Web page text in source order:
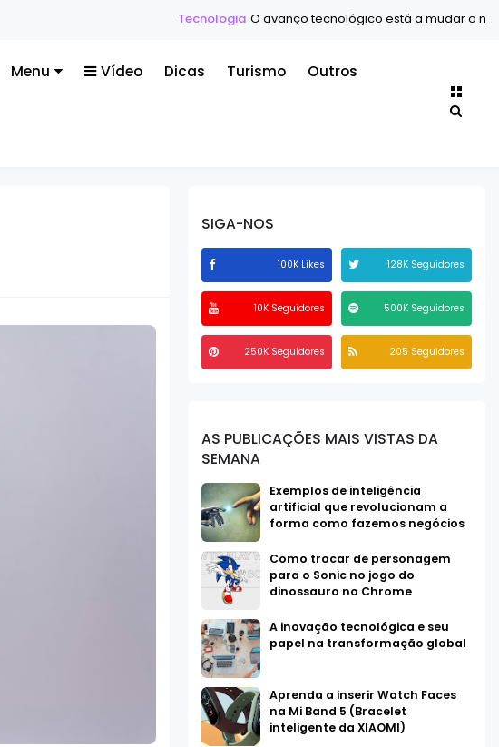
O avanço tecnológico está a mudar o mundo mais
Menu Vídeo Dicas Turismo Outros
SIGA-NOS
100K Likes 128K Seguidores
10K Seguidores 500K Seguidores
250K Seguidores 205 Seguidores
AS PUBLICAÇÕES MAIS VISTAS DA
SEMANA
Exemplos de inteligência
artificial que revolucionam a
forma como fazemos negócios
Como trocar de personagem
para o Sonic no jogo do
dinossauro no Chrome
A inovação tecnológica e seu
papel na transformação global
Aprenda a inserir Watch Faces
na Mi Band 5 (Bracelet
inteligente da XIAOMI)